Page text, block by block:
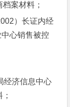
案材料；
）长证内经
心销售被控
济信息中心